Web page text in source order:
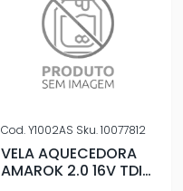
Cod.Y1002AS Sku.10077812
VELA AQUECEDORA
AMAROK 2.0 16V TDI